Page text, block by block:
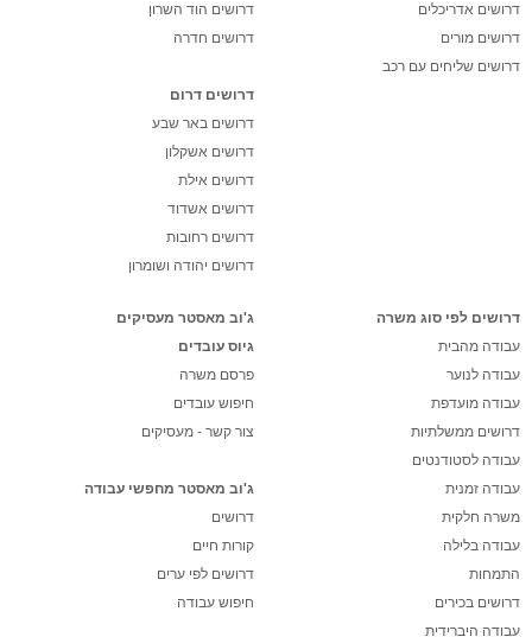
דרושים אדריכלים
דרושים מורים
דרושים שליחים עם רכב
דרושים הוד השרון
דרושים חדרה
דרושים דרום
דרושים באר שבע
דרושים אשקלון
דרושים אילת
דרושים אשדוד
דרושים רחובות
דרושים יהודה ושומרון
דרושים לפי סוג משרה
עבודה מהבית
עבודה לנוער
עבודה מועדפת
דרושים ממשלתיות
עבודה לסטודנטים
עבודה זמנית
משרה חלקית
עבודה בלילה
התמחות
דרושים בכירים
עבודה היברידית
ג'וב מאסטר מעסיקים
גיוס עובדים
פרסם משרה
חיפוש עובדים
צור קשר - מעסיקים
ג'וב מאסטר מחפשי עבודה
דרושים
קורות חיים
דרושים לפי ערים
חיפוש עבודה